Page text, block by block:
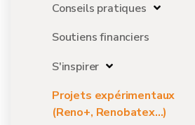
Conseils pratiques
Soutiens financiers
S'inspirer
Projets expérimentaux
(Reno+, Renobatex...)